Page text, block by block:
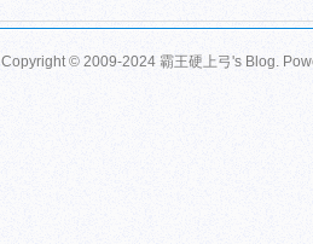
Copyright © 2009-2024 霸王硬上弓's Blog.